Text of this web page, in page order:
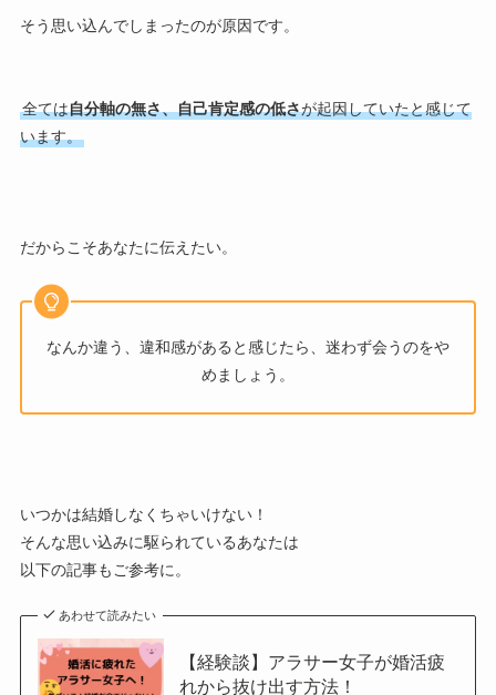
そう思い込んでしまったのが原因です。
全ては自分軸の無さ、自己肯定感の低さが起因していたと感じて
います。
だからこそあなたに伝えたい。
なんか違う、違和感があると感じたら、迷わず会うのをや
めましょう。
いつかは結婚しなくちゃいけない！
そんな思い込みに駆られているあなたは
以下の記事もご参考に。
あわせて読みたい
【経験談】アラサー女子が婚活疲
れから抜け出す方法！